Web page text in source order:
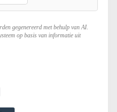
gegenereerd met behulp van AI.
op basis van informatie uit